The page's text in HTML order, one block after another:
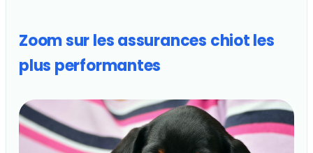
Zoom sur les assurances chiot les
plus performantes